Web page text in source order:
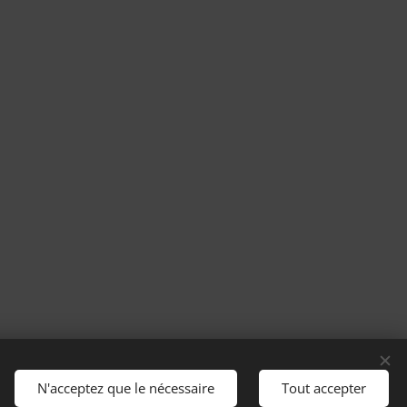
N'acceptez que le nécessaire Tout accepter